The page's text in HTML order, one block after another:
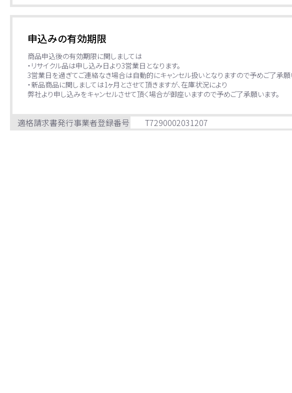
申込みの有効期限
商品申込後の有効期限に関しましては
・リサイクル品は申し込み日より3営業日となります。
3営業日を過ぎてご連絡なき場合は自動的にキャンセル扱いとなりますので予めご了承願
・新品商品に関しましては1ヶ月とさせて頂きますが、在庫状況により
弊社より申し込みをキャンセルさせて頂く場合が御座いますので予めご了承願います。
適格請求書発行事業者登録番号 T7290002031207